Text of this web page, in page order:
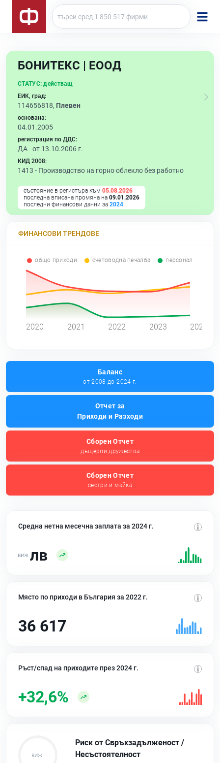
БОНИТЕКС | ЕООД
СТАТУС: действащ
ЕИК, град:
114656818, Плевен
основана:
04.01.2005
регистрация по ДДС:
ДА - от 13.10.2006 г.
КИД 2008:
1413 - Производство на горно облекло без работно
състояние в регистъра към 05.08.2026
последна вписана промяна на 09.01.2026
последни финансови данни за 2024
ФИНАНСОВИ ТРЕНДОВЕ
общо приходи счетоводна печалба персонал
2020 2021 2022 2023 2024
Баланс
от 2008 до 2024 г.
Отчет за
Приходи и Разходи
Сборен Отчет
дъщерни дружества
Сборен Отчет
сестри и майка
Средна нетна месечна заплата за 2024 г.
лв
Място по приходи в България за 2022 г.
36 617
Ръст/спад на приходите през 2024 г.
+32,6%
Риск от Свръхзадълженост /
Несъстоятелност